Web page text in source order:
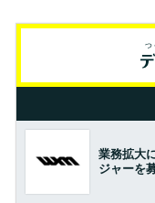
業務拡大
ジャーを